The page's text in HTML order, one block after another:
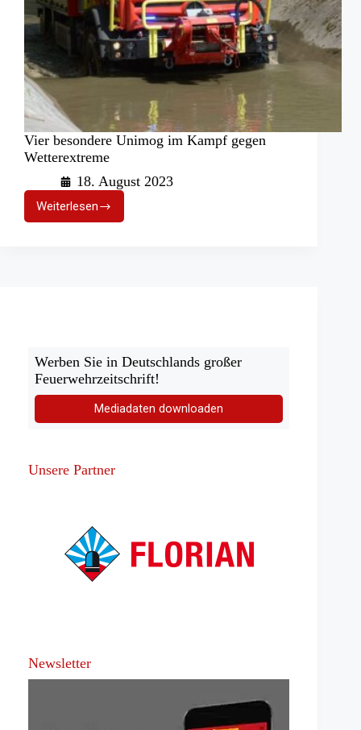
Vier besondere Unimog im Kampf gegen
Wetterextreme
18. August 2023
Weiterlesen
Vier
besondere
Werben Sie in Deutschlands großer
Feuerwehrzeitschrift!
Mediadaten downloaden
Unsere Partner
Newsletter